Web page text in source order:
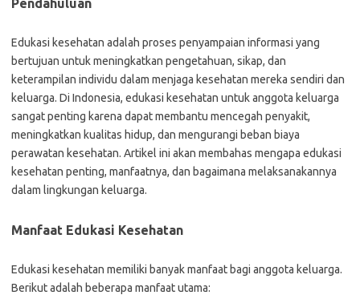
Pendahuluan
Edukasi kesehatan adalah proses penyampaian informasi yang
bertujuan untuk meningkatkan pengetahuan, sikap, dan
keterampilan individu dalam menjaga kesehatan mereka sendiri dan
keluarga. Di Indonesia, edukasi kesehatan untuk anggota keluarga
sangat penting karena dapat membantu mencegah penyakit,
meningkatkan kualitas hidup, dan mengurangi beban biaya
perawatan kesehatan. Artikel ini akan membahas mengapa edukasi
kesehatan penting, manfaatnya, dan bagaimana melaksanakannya
dalam lingkungan keluarga.
Manfaat Edukasi Kesehatan
Edukasi kesehatan memiliki banyak manfaat bagi anggota keluarga.
Berikut adalah beberapa manfaat utama: